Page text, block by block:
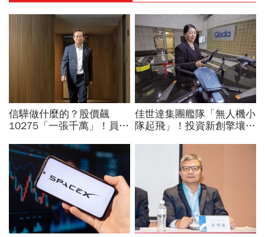
信驊做什麼的？股價飆
10275「一張千萬」！員工
工程師如何孵出「萬金股」
佳世達集團艦隊「無人機小
隊起飛」！投資新創擎壤、
兵：鎖定美日頂級客戶切入